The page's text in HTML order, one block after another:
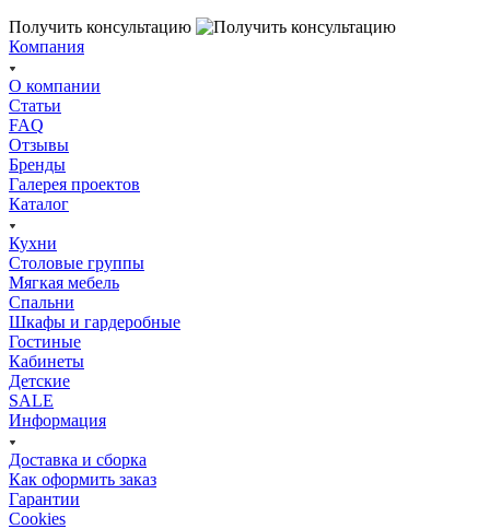
Получить консультацию
Компания
О компании
Статьи
FAQ
Отзывы
Бренды
Галерея проектов
Каталог
Кухни
Столовые группы
Мягкая мебель
Спальни
Шкафы и гардеробные
Гостиные
Кабинеты
Детские
SALE
Информация
Доставка и сборка
Как оформить заказ
Гapaнтии
Cookies